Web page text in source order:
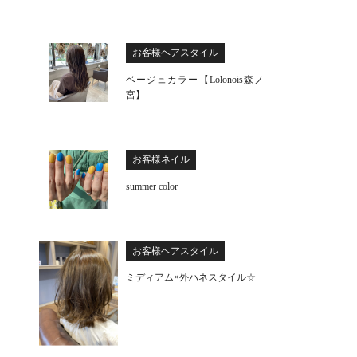
お客様ヘアスタイル
ベージュカラー【Lolonois森ノ
宮】
お客様ネイル
summer color
お客様ヘアスタイル
ミディアム×外ハネスタイル☆